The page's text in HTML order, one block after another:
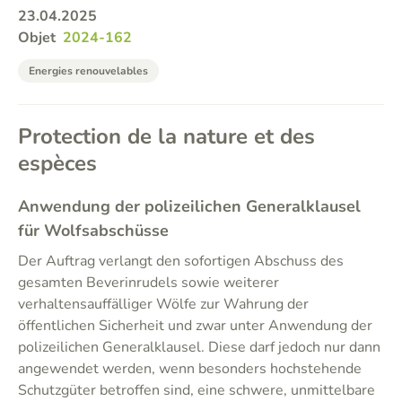
23.04.2025
Objet 2024-162
Energies renouvelables
Protection de la nature et des
espèces
Anwendung der polizeilichen Generalklausel
für Wolfsabschüsse
Der Auftrag verlangt den sofortigen Abschuss des
gesamten Beverinrudels sowie weiterer
verhaltensauffälliger Wölfe zur Wahrung der
öffentlichen Sicherheit und zwar unter Anwendung der
polizeilichen Generalklausel. Diese darf jedoch nur dann
angewendet werden, wenn besonders hochstehende
Schutzgüter betroffen sind, eine schwere, unmittelbare